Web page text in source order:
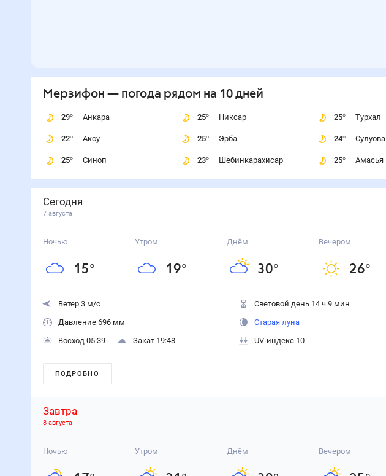
Мерзифон — погода рядом на 10 дней
29° Анкара
22° Аксу
25° Синоп
25° Никсар
25° Эрба
23° Шебинкарахисар
25° Турхал
24° Сулуова
25° Амасья
Сегодня
7 августа
Ночью
15°
Утром
19°
Днём
30°
Вечером
26°
Ветер 3 м/с
Давление 696 мм
Восход 05:39
Закат 19:48
Световой день 14 ч 9 мин
Старая луна
UV-индекс 10
ПОДРОБНО
Завтра
8 августа
Ночью Утром Днём Вечером